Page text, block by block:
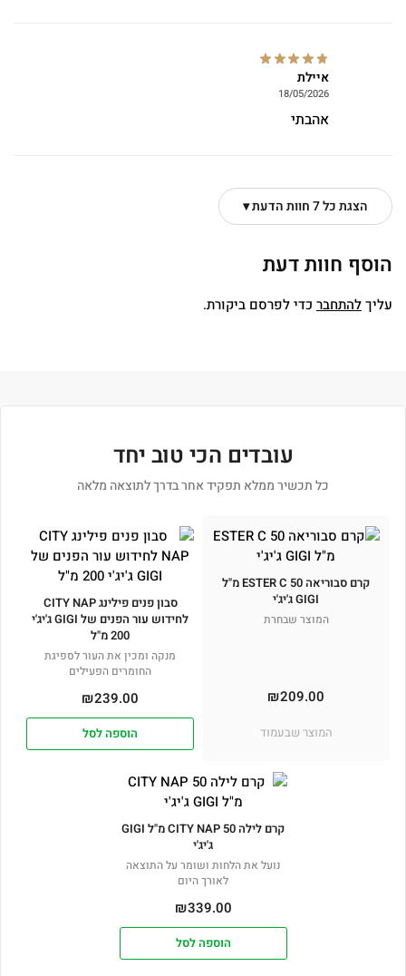
איילת
18/05/2026
אהבתי
הצגת כל 7 חוות הדעת ▾
הוסף חוות דעת
עליךלהתחבר כדי לפרסם ביקורת.
עובדים הכי טוב יחד
כל תכשיר ממלא תפקיד אחר בדרך לתוצאה מלאה
קרם סבוריאה ESTER C 50 מ"ל
GIGI ג'יג'י
המוצר שבחרת
₪209.00
המוצר שבעמוד
סבון פנים פילינג CITY NAP
לחידוש עור הפנים של GIGI ג'יג'י
200 מ"ל
מנקה ומכין את העור לספיגת
החומרים הפעילים
₪239.00
הוספה לסל
קרם לילה CITY NAP 50 מ"ל GIGI
ג'יג'י
נועל את הלחות ושומר על התוצאה
לאורך היום
₪339.00
הוספה לסל